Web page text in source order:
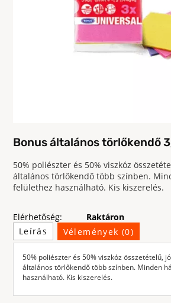
Bonus általános törlőkendő
50% poliészter és 50% viszkóz
általános törlőkendő több színben.
felülethez használható. Kis kiszerelés.
Elérhetőség:
Raktáron
Leírás
Vélemények (0)
50% poliészter és 50% viszkóz összetételű,
általános törlőkendő több színben. Minden
használható. Kis kiszerelés.